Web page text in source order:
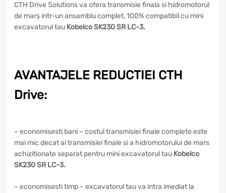
CTH Drive Solutions va ofera transmisie finala si hidromotorul
de marș intr-un ansamblu complet, 100% compatibil cu mini
excavatorul tau Kobelco SK230 SR LC-3.
AVANTAJELE REDUCTIEI CTH
Drive:
– economisesti bani – costul transmisiei finale complete este
mai mic decat al transmisiei finale si a hidromotorului de mars
achizitionate separat pentru mini excavatorul tau Kobelco
SK230 SR LC-3.
– economisesti timp – excavatorul tau va intra imediat la